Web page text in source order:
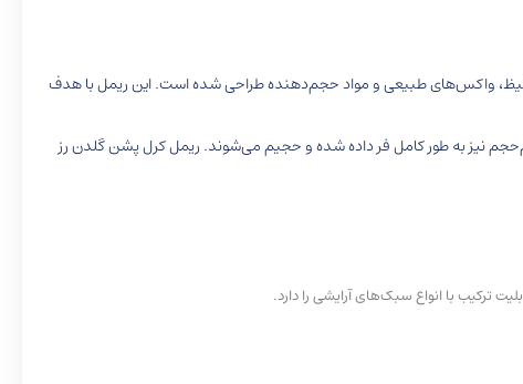
واکس‌های طبیعی و مواد حجم‌دهنده طراحی شده است. این ریمل با هدف
نیز به طور کامل فر داده شده و حجیم می‌شوند. ریمل کرل پشن گلدن رز
ترکیب با انواع سبک‌های آرایشی را دارد.